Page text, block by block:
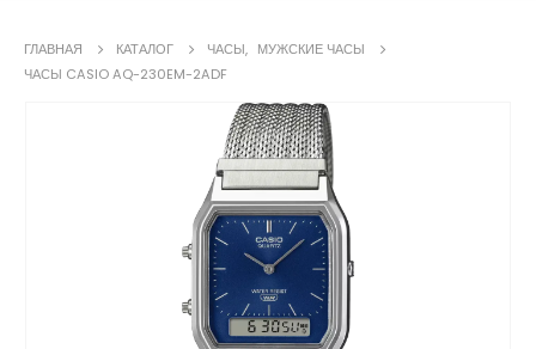
ГЛАВНАЯ КАТАЛОГ ЧАСЫ, МУЖСКИЕ ЧАСЫ
ЧАСЫ CASIO AQ-230EM-2ADF